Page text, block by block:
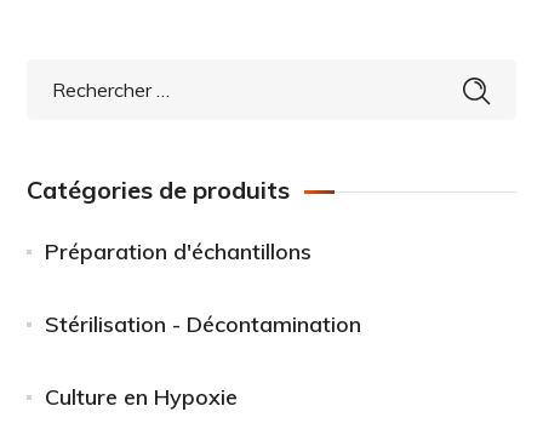
Catégories de produits
Préparation d'échantillons
Stérilisation - Décontamination
Culture en Hypoxie